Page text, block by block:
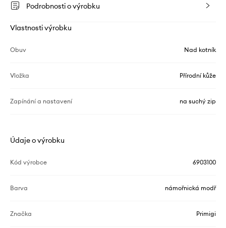
Podrobnosti o výrobku
Vlastnosti výrobku
Obuv Nad kotník
Vložka Přírodní kůže
Zapínání a nastavení na suchý zip
Údaje o výrobku
Kód výrobce 6903100
Barva námořnická modř
Značka Primigi